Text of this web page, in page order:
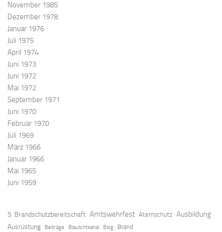
November 1985
Dezember 1978
Januar 1976
Juli 1975
April 1974
Juni 1973
Juni 1972
Mai 1972
September 1971
Juni 1970
Februar 1970
Juli 1969
März 1966
Januar 1966
Mai 1965
Juni 1959
5. Brandschutzbereitschaft Amtswehrfest Atemschutz Ausbildung
Ausrüstung Beiträge Blaulichtkanal Blog Brand